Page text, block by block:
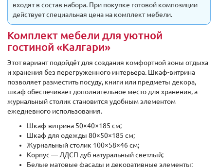
входят в состав набора. При покупке готовой композиции
действует специальная цена на комплект мебели.
Комплект мебели для уютной
гостиной «Калгари»
Этот вариант подойдёт для создания комфортной зоны отдыха
и хранения без перегруженного интерьера. Шкаф-витрина
позволяет разместить посуду, книги или предметы декора,
шкаф обеспечивает дополнительное место для хранения, а
журнальный столик становится удобным элементом
ежедневного использования.
Шкаф-витрина 50×40×185 см;
Шкаф для одежды 80×50×185 см;
Журнальный столик 100×58×46 см;
Корпус — ЛДСП дуб натуральный светлый;
Белые матовые фасады и декоративные элементы;